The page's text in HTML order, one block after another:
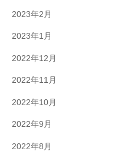
2023年2月
2023年1月
2022年12月
2022年11月
2022年10月
2022年9月
2022年8月